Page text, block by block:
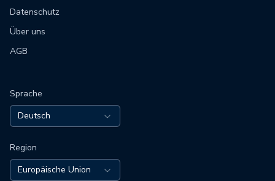
Datenschutz
Über uns
AGB
Sprache
Deutsch
Region
Europäische Union